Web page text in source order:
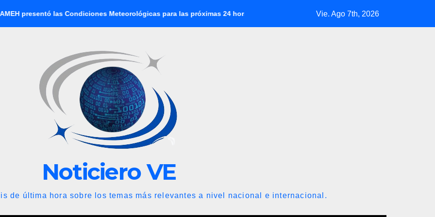
Condiciones Meteorológicas para las próximas 24 horas, de este viernes 7 de agosto 2026 Manuel Rosales celebra el
Vie. Ago 7th, 2026
Noticiero VE
de última hora sobre los temas más relevantes a nivel nacional e internacional.